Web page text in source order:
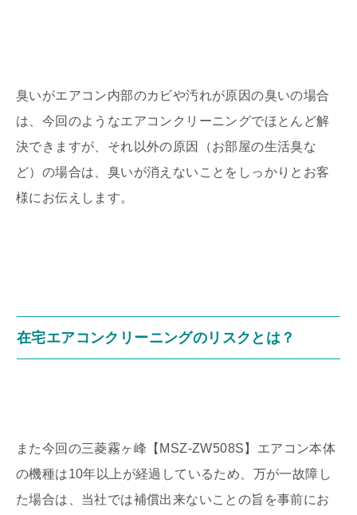
臭いがエアコン内部のカビや汚れが原因の臭いの場合
は、今回のようなエアコンクリーニングでほとんど解
決できますが、それ以外の原因（お部屋の生活臭な
ど）の場合は、臭いが消えないことをしっかりとお客
様にお伝えします。
在宅エアコンクリーニングのリスクとは？
また今回の三菱霧ヶ峰【MSZ-ZW508S】エアコン本体
の機種は10年以上が経過しているため、万が一故障し
た場合は、当社では補償出来ないことの旨を事前にお